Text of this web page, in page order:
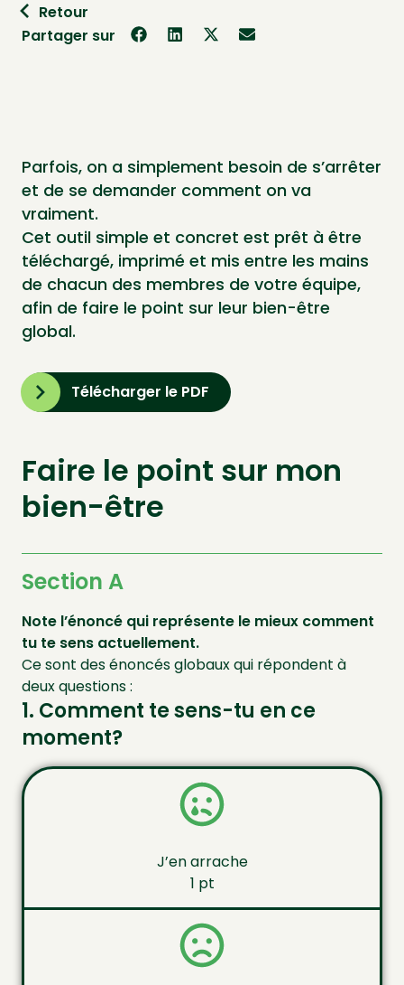
Retour
Partager sur
Parfois, on a simplement besoin de s’arrêter
et de se demander comment on va
vraiment.
Cet outil simple et concret est prêt à être
téléchargé, imprimé et mis entre les mains
de chacun des membres de votre équipe,
afin de faire le point sur leur bien-être
global.
Télécharger le PDF
Faire le point sur mon
bien-être
Section A
Note l’énoncé qui représente le mieux comment
tu te sens actuellement.
Ce sont des énoncés globaux qui répondent à
deux questions :
1. Comment te sens-tu en ce
moment?
J’en arrache
1 pt